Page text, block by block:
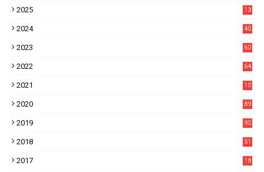
2025
13
2024
40
2023
60
2022
64
2021
10
2020
89
2019
90
2018
51
2017
18